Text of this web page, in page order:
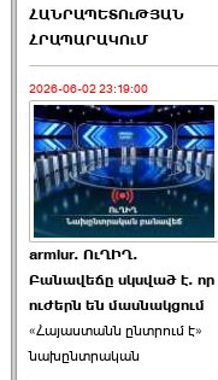
ՀԱՆՐԱՊԵՏՈւԹՅԱՆ
ՀՐԱՊԱՐԱԿՈւՄ
2026-06-02 23:19:00
armlur. ՈւՂԻՂ.
Բանավեճը սկսված է. որ
ուժերն են մասնակցում
«Հայաստանն ընտրում է»
նախընտրական